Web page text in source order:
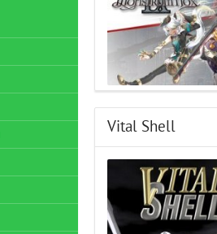
Vital Shell